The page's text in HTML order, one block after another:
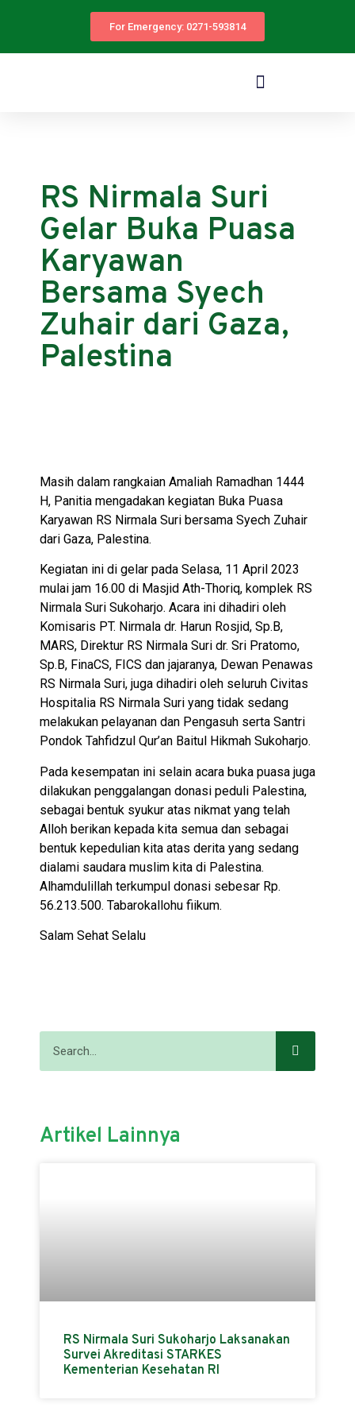
For Emergency: 0271-593814
RS Nirmala Suri
Gelar Buka Puasa
Karyawan
Bersama Syech
Zuhair dari Gaza,
Palestina
Masih dalam rangkaian Amaliah Ramadhan 1444
H, Panitia mengadakan kegiatan Buka Puasa
Karyawan RS Nirmala Suri bersama Syech Zuhair
dari Gaza, Palestina.
Kegiatan ini di gelar pada Selasa, 11 April 2023
mulai jam 16.00 di Masjid Ath-Thoriq, komplek RS
Nirmala Suri Sukoharjo. Acara ini dihadiri oleh
Komisaris PT. Nirmala dr. Harun Rosjid, Sp.B,
MARS, Direktur RS Nirmala Suri dr. Sri Pratomo,
Sp.B, FinaCS, FICS dan jajaranya, Dewan Penawas
RS Nirmala Suri, juga dihadiri oleh seluruh Civitas
Hospitalia RS Nirmala Suri yang tidak sedang
melakukan pelayanan dan Pengasuh serta Santri
Pondok Tahfidzul Qur’an Baitul Hikmah Sukoharjo.
Pada kesempatan ini selain acara buka puasa juga
dilakukan penggalangan donasi peduli Palestina,
sebagai bentuk syukur atas nikmat yang telah
Alloh berikan kepada kita semua dan sebagai
bentuk kepedulian kita atas derita yang sedang
dialami saudara muslim kita di Palestina.
Alhamdulillah terkumpul donasi sebesar Rp.
56.213.500. Tabarokallohu fiikum.
Salam Sehat Selalu
Artikel Lainnya
RS Nirmala Suri Sukoharjo Laksanakan
Survei Akreditasi STARKES
Kementerian Kesehatan RI